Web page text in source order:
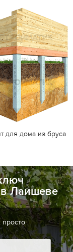
для дома из бруса
Лаишеве
просто